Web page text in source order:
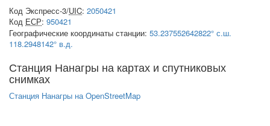
Код Экспресс-3/UIC: 2050421
Код ЕСР: 950421
Географические координаты станции: 53.237552642822° с.ш.
118.2948142° в.д.
Станция Нанагры на картах и спутниковых
снимках
Станция Нанагры на OpenStreetMap